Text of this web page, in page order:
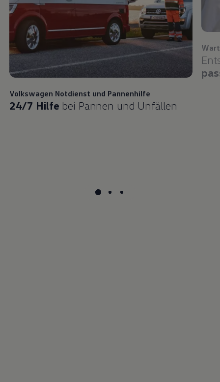
Volkswagen Notdienst und Pannenhilfe
24/7 Hilfe bei Pannen und Unfällen